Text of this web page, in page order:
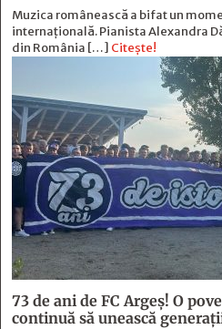
Muzica românească a bifat un
internațională. Pianista Alexandra
din România […] Citește!
73 de ani de FC Argeş! O
continuă să unească